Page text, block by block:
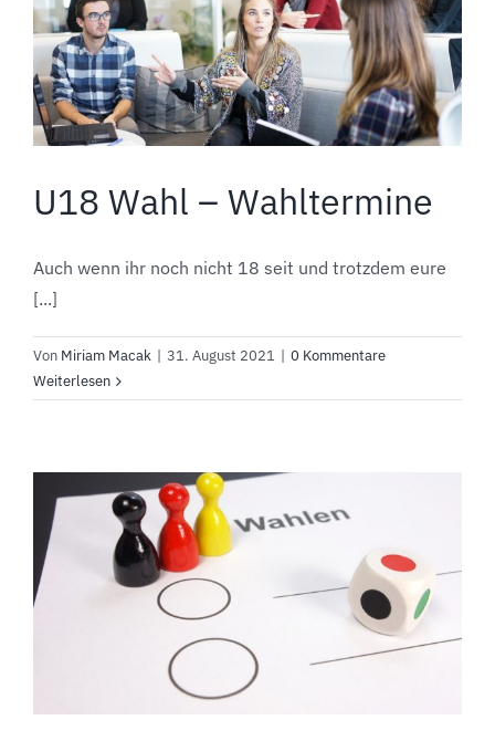
U18 Wahl – Wahltermine
Auch wenn ihr noch nicht 18 seit und trotzdem eure
[...]
Von Miriam Macak | 31. August 2021 | 0 Kommentare
Weiterlesen